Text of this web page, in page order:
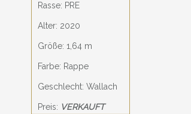
Rasse: PRE
Alter: 2020
Größe: 1,64 m
Farbe: Rappe
Geschlecht: Wallach
Preis: VERKAUFT